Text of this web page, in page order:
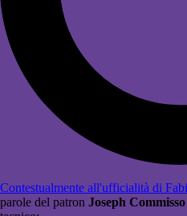
Contestualmente all'ufficialità di
parole del patron Joseph Commisso